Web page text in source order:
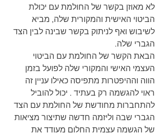
לא מאוזן בקשר של החולמת עם יכולת
הביטוי האישית והמקורית שלה, מביא
לשיבוש ואף לניתוק בקשר שבינה לבין הצד
הגברי שלה.
הבאת הקשר של החולמת עם הביטוי
העצמי האישי והמקורי שלה לפועל בזמן
הווה וההיפטרות מתפיסה כאילו עניין זה
ראוי להגשמה רק בעתיד . יכול להוביל
להתחברות מחודשת של החולמת עם הצד
הגברי שבה וליזמה חדשה שתיצור מציאות
של הגשמה עצמית החלום מעודד את